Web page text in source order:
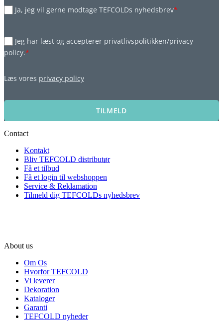
Ja, jeg vil gerne modtage TEFCOLDs nyhedsbrev*
Jeg har læst og accepterer privatlivspolitikken/privacy
policy.*
Læs vores privacy policy
TILMELD
Contact
Kontakt
Bliv TEFCOLD distributør
Få et tilbud
Få et login til webshoppen
Service & Reklamation
Tilmeld dig TEFCOLDs nyhedsbrev
About us
Om Os
Hvorfor TEFCOLD
Vi leverer
Dekoration
Kataloger
Garanti
TEFCOLD nyheder